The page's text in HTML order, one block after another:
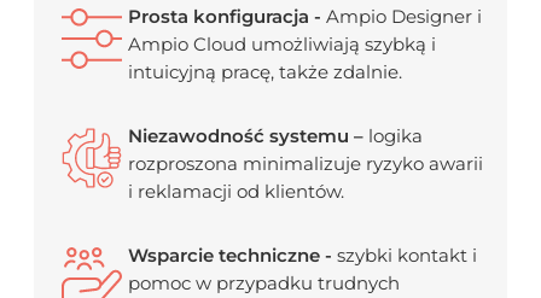
Prosta konfiguracja - Ampio Designer i
Ampio Cloud umożliwiają szybką i
intuicyjną pracę, także zdalnie.
Niezawodność systemu – logika
rozproszona minimalizuje ryzyko awarii
i reklamacji od klientów.
Wsparcie techniczne - szybki kontakt i
pomoc w przypadku trudnych